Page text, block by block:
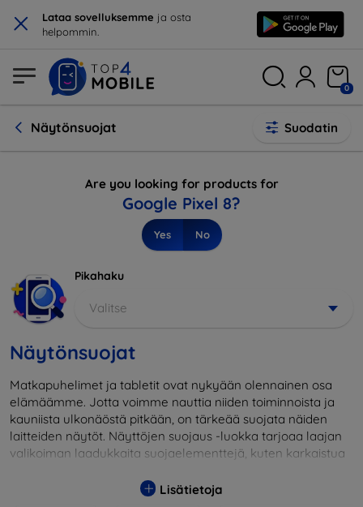
× Lataa sovelluksemme ja osta
helpommin.
0
Näytönsuojat Suodatin
Are you looking for products for
Google Pixel 8?
Yes No
Pikahaku
Valitse
Näytönsuojat
Matkapuhelimet ja tabletit ovat nykyään olennainen osa
elämäämme. Jotta voimme nauttia niiden toiminnoista ja
kauniista ulkonäöstä pitkään, on tärkeää suojata näiden
laitteiden näytöt. Näyttöjen suojaus -luokka tarjoaa laajan
valikoiman laadukkaita suojaelementtejä, kuten karkaistua
turvallisuuden ja pidentävät näyttöjen käyttöikää. Karkaistu
Lisätietoja